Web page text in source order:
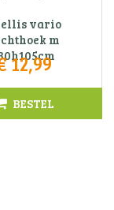
vario
m
12,99
BESTEL